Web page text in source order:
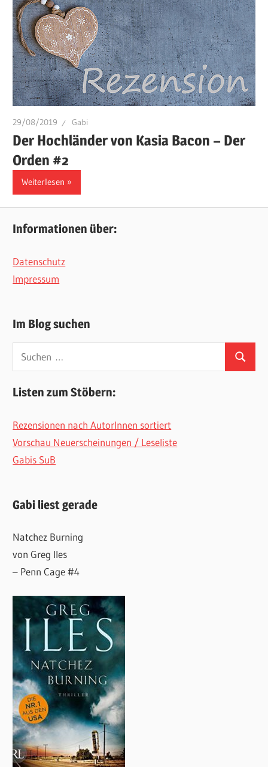
29/08/2019 Gabi
Der Hochländer von Kasia Bacon – Der
Orden #2
Weiterlesen
Informationen über:
Datenschutz
Impressum
Im Blog suchen
Suchen
nach:
Suchen
Listen zum Stöbern:
Rezensionen nach AutorInnen sortiert
Vorschau Neuerscheinungen / Leseliste
Gabis SuB
Gabi liest gerade
Natchez Burning
von Greg Iles
– Penn Cage #4